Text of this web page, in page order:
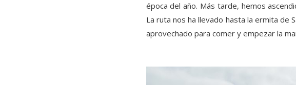
época del año. Más tarde, hemos
La ruta nos ha llevado hasta la ermita de
aprovechado para comer y empezar la